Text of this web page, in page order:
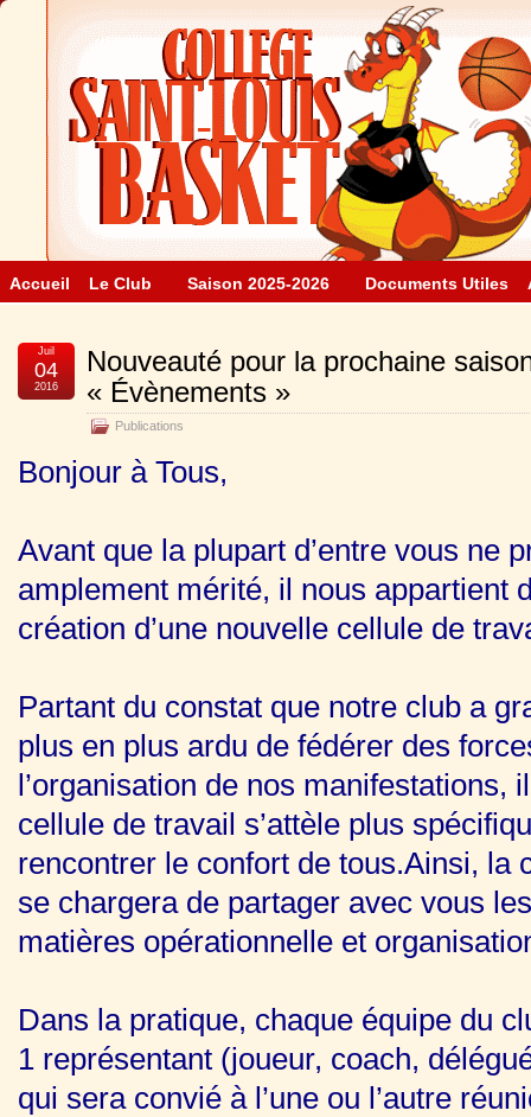
Accueil Le Club Saison 2025-2026 Documents Utiles
Nouveauté pour la prochaine
« Évènements »
Publications
Juil
04
2016
Bonjour à Tous,
Avant que la plupart d’entre vous ne
amplement mérité, il nous appartient
création d’une nouvelle cellule de
Partant du constat que notre club a
plus en plus ardu de fédérer des
l’organisation de nos manifestations,
cellule de travail s’attèle plus
rencontrer le confort de tous.Ainsi, la
se chargera de partager avec vous
matières opérationnelle et
Dans la pratique, chaque équipe du
1 représentant (joueur, coach,
qui sera convié à l’une ou l’autre